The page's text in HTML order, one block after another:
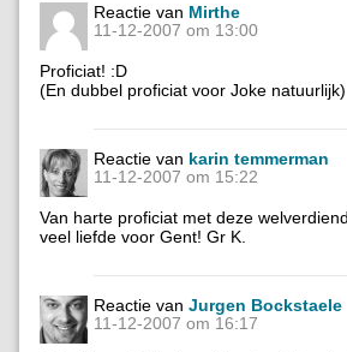
Reactie van Mirthe
11-12-2007 om 13:00
Proficiat! :D
(En dubbel proficiat voor Joke natuurlijk)
Reactie van karin temmerman
11-12-2007 om 15:22
Van harte proficiat met deze
veel liefde voor Gent! Gr K.
Reactie van Jurgen Bockstaele
11-12-2007 om 16:17